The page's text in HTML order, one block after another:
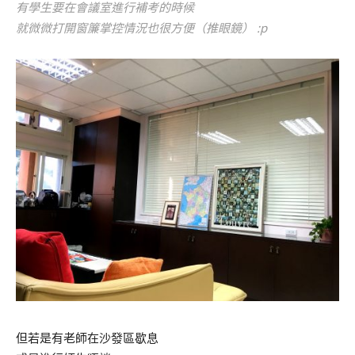
有學生要在會議室進行補考的時候
就微微打開窗簾掌控情況也很方便（推眼鏡） :p
但若是有老師在沙發區歇息